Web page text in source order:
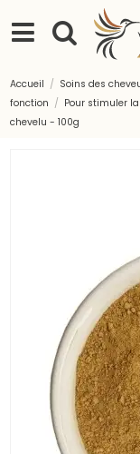
Accueil Soins des
fonction
Pour stimuler
chevelu - 100g